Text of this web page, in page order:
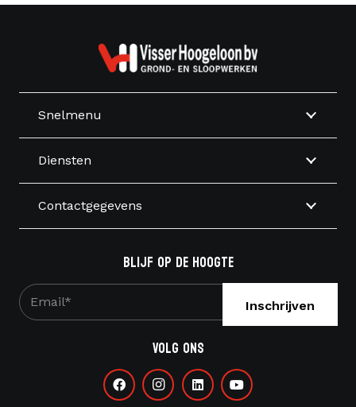
Snelmenu
Diensten
Contactgegevens
Blijf op de hoogte
E-
mailadres
Volg ons